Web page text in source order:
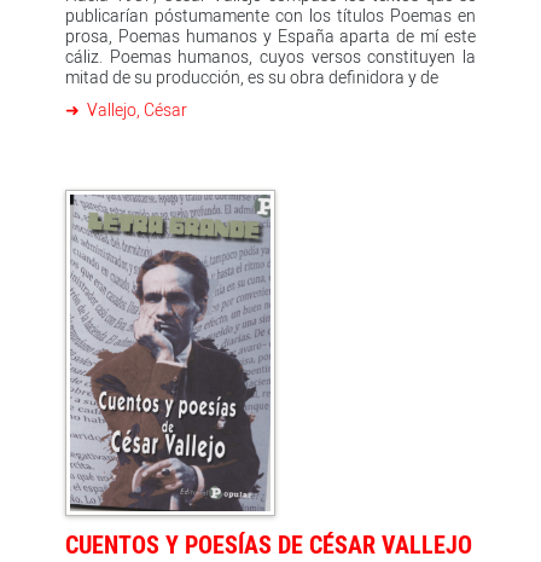
publicarían póstumamente con los títulos Poemas en
prosa, Poemas humanos y España aparta de mí este
cáliz. Poemas humanos, cuyos versos constituyen la
mitad de su producción, es su obra definidora y de
Vallejo, César
CUENTOS Y POESÍAS DE CÉSAR VALLEJO